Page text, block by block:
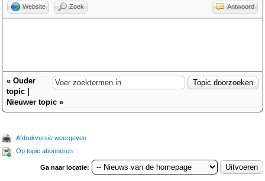
Website Zoek Antwoord
« Ouder
topic
Nieuwer topic »
Afdrukversie weergeven
Op topic abonneren
Ga naar locatie: